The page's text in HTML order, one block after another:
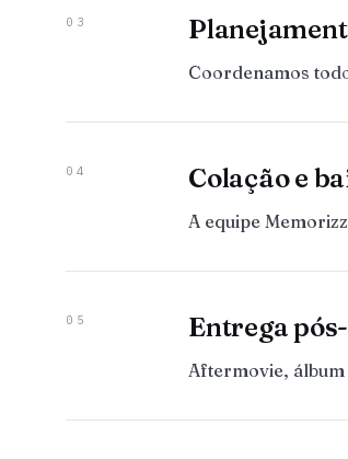
03
Coordenamos
04 Colação e
A equipe
05 Entrega
Aftermovie,